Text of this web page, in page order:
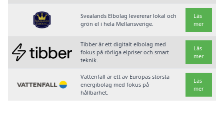
Svealands Elbolag levererar lokal och
grön el i hela Mellansverige.
Läs
mer
Tibber är ett digitalt elbolag med
fokus på rörliga elpriser och smart
teknik.
Läs
mer
Vattenfall är ett av Europas största
energibolag med fokus på
hållbarhet.
Läs
mer